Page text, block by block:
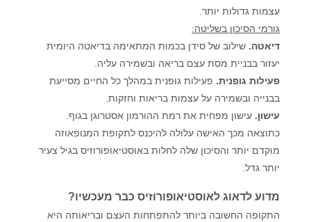
עצמות גדולות יותר.
גורמי הסיכון בשליטה:
דיאטה. שילוב של סידן בכמות המתאימה בדיאטה היומית
יעזור בבניית מסת עצם בריאה ובשמירה עליה.
פעילות גופנית. פעילות גופנית במהלך כל החיים מסייעת
בבנייה ובשמירה על עצמות בריאות וחזקות.
עישון. עישון מפחית את רמת ההורמון אסטרוגן בגוף.
כתוצאה מכך האישה עלולה להיכנס לתקופת המנופאוזה
מוקדם יותר והסיכון שלה לחלות באוסטיאופורוזיס בגיל צעיר
יותר גדל.
מדוע לדאוג לאוסטיאופורוזיס כבר מעכשיו?
התקופה החשובה ביותר להתפתחות העצם ובריאותה היא